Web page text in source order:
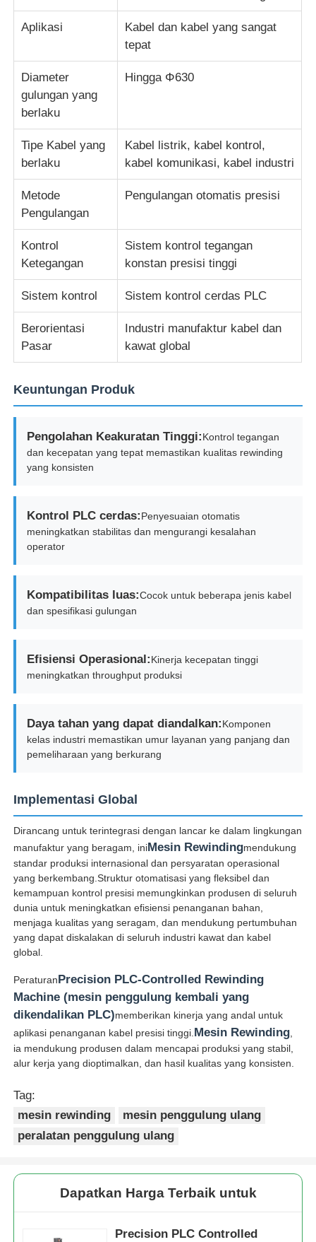
garis ekstrusi kawat
mesin kawat terdampar
Mesin Twist Stranding Ganda
Mesin Pembungkus
Mesin Putar Tunggal
Mesin Pemutar Pasangan
mesin peletakan kawat
mesin rewinding
Mesin pengemasan kabel
mesin ekstrusi pengupasan
Aplikasi
Kabel dan kabel yang sangat
tepat
Diameter
gulungan yang
berlaku
Hingga Φ630
Tipe Kabel yang
berlaku
Kabel listrik, kabel kontrol,
kabel komunikasi, kabel industri
Metode
Pengulangan
Pengulangan otomatis presisi
Kontrol
Ketegangan
Sistem kontrol tegangan
konstan presisi tinggi
Sistem kontrol Sistem kontrol cerdas PLC
Berorientasi
Pasar
Industri manufaktur kabel dan
kawat global
Keuntungan Produk
Pengolahan Keakuratan Tinggi:Kontrol tegangan
dan kecepatan yang tepat memastikan kualitas rewinding
yang konsisten
Kontrol PLC cerdas:Penyesuaian otomatis
meningkatkan stabilitas dan mengurangi kesalahan
operator
Kompatibilitas luas:Cocok untuk beberapa jenis kabel
dan spesifikasi gulungan
Efisiensi Operasional:Kinerja kecepatan tinggi
meningkatkan throughput produksi
Daya tahan yang dapat diandalkan:Komponen
kelas industri memastikan umur layanan yang panjang dan
pemeliharaan yang berkurang
Implementasi Global
Dirancang untuk terintegrasi dengan lancar ke dalam lingkungan
manufaktur yang beragam, iniMesin Rewindingmendukung
standar produksi internasional dan persyaratan operasional
yang berkembang.Struktur otomatisasi yang fleksibel dan
kemampuan kontrol presisi memungkinkan produsen di seluruh
dunia untuk meningkatkan efisiensi penanganan bahan,
menjaga kualitas yang seragam, dan mendukung pertumbuhan
yang dapat diskalakan di seluruh industri kawat dan kabel
global.
PeraturanPrecision PLC-Controlled Rewinding
Machine (mesin penggulung kembali yang
dikendalikan PLC)memberikan kinerja yang andal untuk
aplikasi penanganan kabel presisi tinggi. Mesin Rewinding
ia mendukung produsen dalam mencapai produksi yang stabil,
alur kerja yang dioptimalkan, dan hasil kualitas yang konsisten.
Tag:
mesin rewinding
mesin penggulung ulang
peralatan penggulung ulang
Dapatkan Harga Terbaik untuk
Precision PLC Controlled